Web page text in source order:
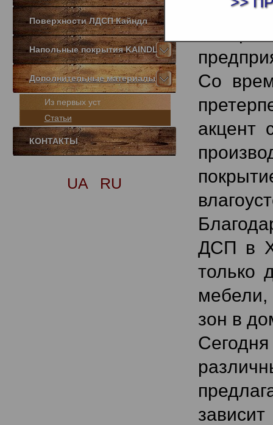
Поверхности ЛДСП Кайндл
Напольные покрытия KAINDL
Дополнительные материалы
Из первых уст
Статьи
КОНТАКТЫ
UA RU
Со
акцент
ДСП в
только
мебели,
зон в